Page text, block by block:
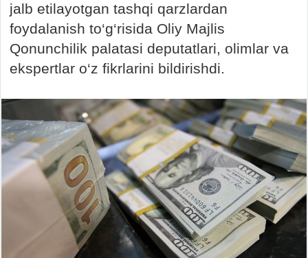
jalb etilayotgan tashqi qarzlardan
foydalanish to‘g‘risida Oliy Majlis
Qonunchilik palatasi deputatlari, olimlar va
ekspertlar o‘z fikrlarini bildirishdi.